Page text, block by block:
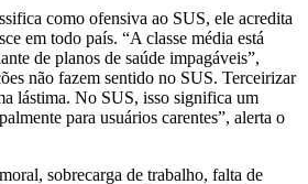
como ofensiva ao SUS, ele acredita
em todo país. “A classe média está
de planos de saúde impagáveis”,
não fazem sentido no SUS. Terceirizar
lástima. No SUS, isso significa um
para usuários carentes”, alerta o
sobrecarga de trabalho, falta de